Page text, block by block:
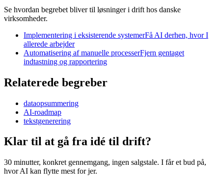
Se hvordan begrebet bliver til løsninger i drift hos danske
virksomheder.
Implementering i eksisterende systemerFå AI derhen, hvor I
allerede arbejder
Automatisering af manuelle processerFjern gentaget
indtastning og rapportering
Relaterede begreber
dataopsummering
AI-roadmap
tekstgenerering
Klar til at gå fra idé til drift?
30 minutter, konkret gennemgang, ingen salgstale. I får et bud på,
hvor AI kan flytte mest for jer.